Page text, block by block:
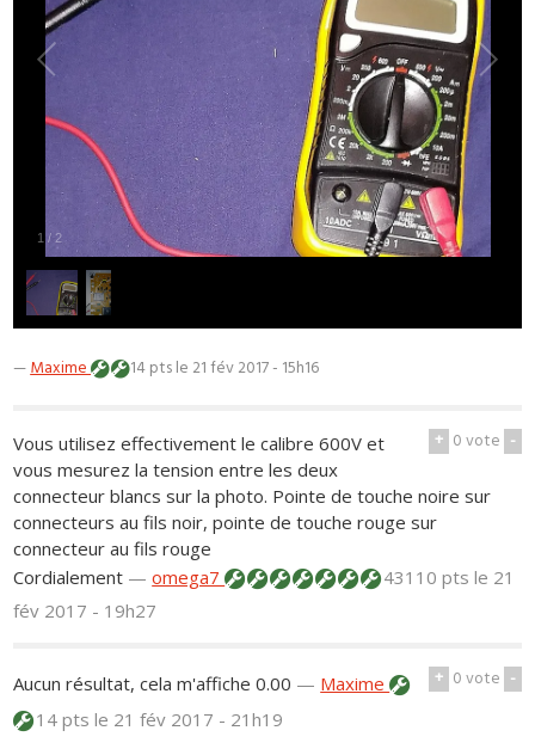
1 / 2
—Maxime 14 ptsle 21 fév 2017 - 15h16
+ 0vote -
Vous utilisez effectivement le calibre 600V et
vous mesurez la tension entre les deux
connecteur blancs sur la photo. Pointe de touche noire sur
connecteurs au fils noir, pointe de touche rouge sur
connecteur au fils rouge
Cordialement —omega7 43110 ptsle 21
fév 2017 - 19h27
+ 0vote -
Aucun résultat, cela m'affiche 0.00 — Maxime
14 ptsle 21 fév 2017 - 21h19